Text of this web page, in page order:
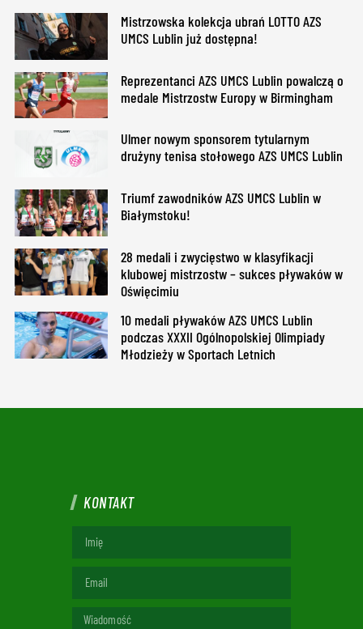
Mistrzowska kolekcja ubrań LOTTO AZS
UMCS Lublin już dostępna!
Reprezentanci AZS UMCS Lublin powalczą o
medale Mistrzostw Europy w Birmingham
Ulmer nowym sponsorem tytularnym
drużyny tenisa stołowego AZS UMCS Lublin
Triumf zawodników AZS UMCS Lublin w
Białymstoku!
28 medali i zwycięstwo w klasyfikacji
klubowej mistrzostw – sukces pływaków w
Oświęcimiu
10 medali pływaków AZS UMCS Lublin
podczas XXXII Ogólnopolskiej Olimpiady
Młodzieży w Sportach Letnich
KONTAKT